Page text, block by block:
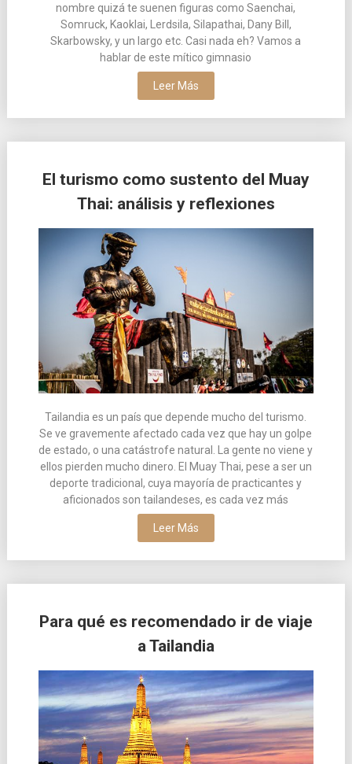
nombre quizá te suenen figuras como Saenchai,
Somruck, Kaoklai, Lerdsila, Silapathai, Dany Bill,
Skarbowsky, y un largo etc. Casi nada eh? Vamos a
hablar de este mítico gimnasio
Leer Más
El turismo como sustento del Muay
Thai: análisis y reflexiones
Tailandia es un país que depende mucho del turismo.
Se ve gravemente afectado cada vez que hay un golpe
de estado, o una catástrofe natural. La gente no viene y
ellos pierden mucho dinero. El Muay Thai, pese a ser un
deporte tradicional, cuya mayoría de practicantes y
aficionados son tailandeses, es cada vez más
Leer Más
Para qué es recomendado ir de viaje
a Tailandia